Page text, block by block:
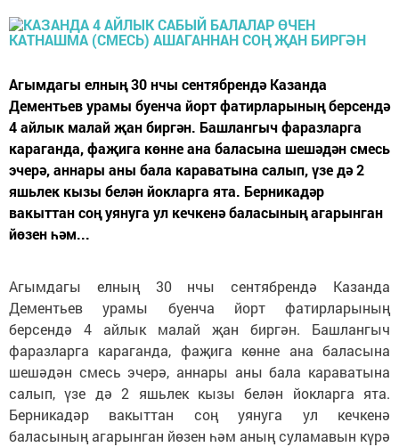
Агымдагы елның 30 нчы сентябрендә Казанда
Дементьев урамы буенча йорт фатирларының берсендә
4 айлык малай җан биргән. Башлангыч фаразларга
караганда, фаҗига көнне ана баласына шешәдән смесь
эчерә, аннары аны бала караватына салып, үзе дә 2
яшьлек кызы белән йокларга ята. Берникадәр
вакыттан соң уянуга ул кечкенә баласының агарынган
йөзен һәм...
Агымдагы елның 30 нчы сентябрендә Казанда
Дементьев урамы буенча йорт фатирларының
берсендә 4 айлык малай җан биргән. Башлангыч
фаразларга караганда, фаҗига көнне ана баласына
шешәдән смесь эчерә, аннары аны бала караватына
салып, үзе дә 2 яшьлек кызы белән йокларга ята.
Берникадәр вакыттан соң уянуга ул кечкенә
баласының агарынган йөзен һәм аның суламавын күрә